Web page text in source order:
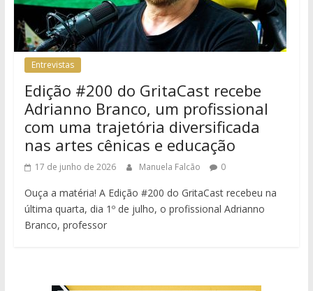
Entrevistas
Edição #200 do GritaCast recebe
Adrianno Branco, um profissional
com uma trajetória diversificada
nas artes cênicas e educação
17 de junho de 2026 Manuela Falcão 0
Ouça a matéria! A Edição #200 do GritaCast recebeu na
última quarta, dia 1º de julho, o profissional Adrianno
Branco, professor